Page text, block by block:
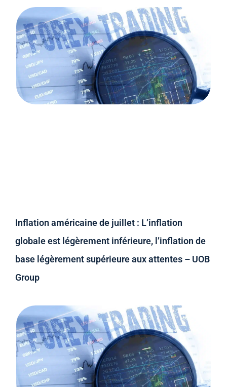
Inflation américaine de juillet : L’inflation
globale est légèrement inférieure, l’inflation de
base légèrement supérieure aux attentes – UOB
Group